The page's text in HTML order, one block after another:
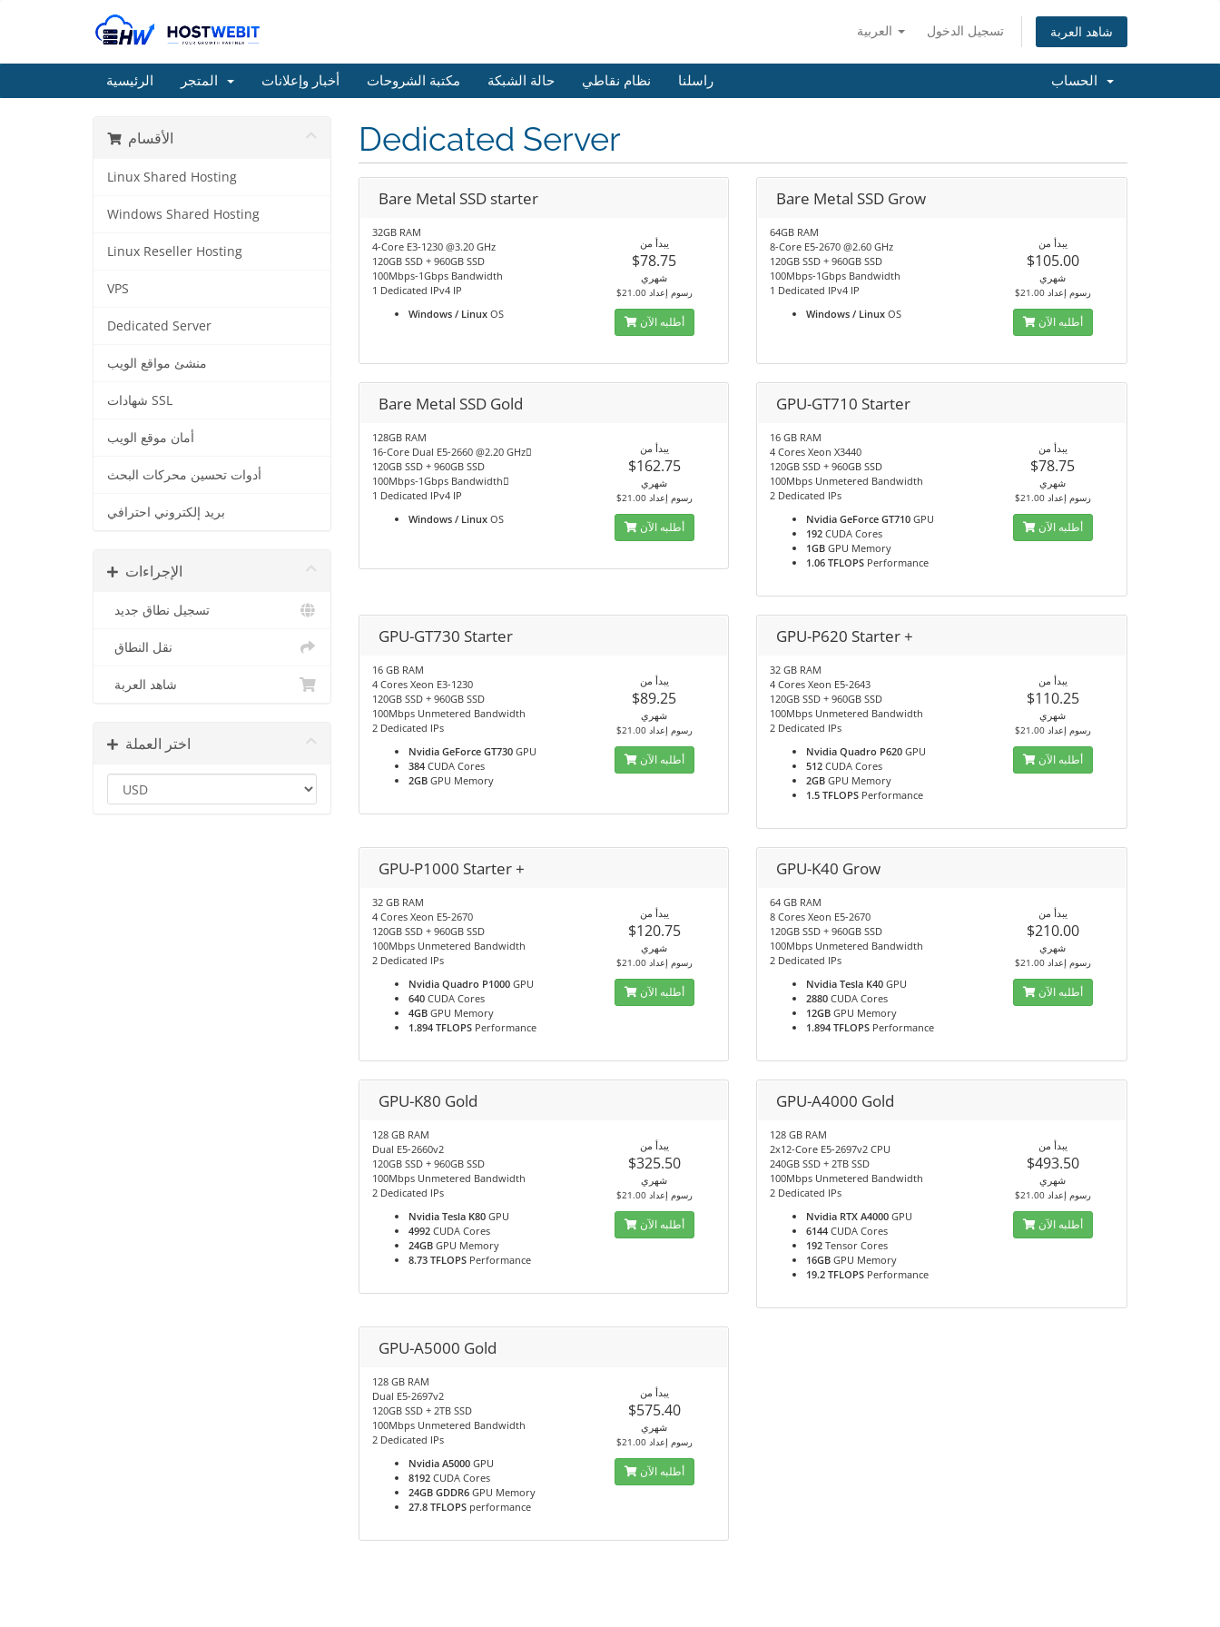
تسجيل الدخول شاهد العربة
الرئيسية أخبار وإعلانات مكتبة الشروحات حالة الشبكة نظام نقاطي راسلنا
الأقسام
Linux Shared Hosting
Windows Shared Hosting
Linux Reseller Hosting
VPS
Dedicated Server
منشئ مواقع الويب
شهادات SSL
أمان موقع الويب
أدوات تحسين محركات البحث
بريد إلكتروني احترافي
الإجراءات
تسجيل نطاق جديد
نقل النطاق
شاهد العربة
اختر العملة
Dedicated Server
Bare Metal SSD starter
32GB RAM
4-Core E3-1230 @3.20 GHz
120GB SSD + 960GB SSD
100Mbps-1Gbps Bandwidth
1 Dedicated IPv4 IP
Windows / LinuxOS
يبدأ من
$78.75
شهري
$21.00 رسوم إعداد
أطلبه الآن
Bare Metal SSD Grow
64GB RAM
8-Core E5-2670 @2.60 GHz
120GB SSD + 960GB SSD
100Mbps-1Gbps Bandwidth
1 Dedicated IPv4 IP
Windows / Linux OS
يبدأ من
$105.00
شهري
$21.00 رسوم إعداد
أطلبه الآن
Bare Metal SSD Gold
128GB RAM
16-Core Dual E5-2660 @2.20 GHz
120GB SSD + 960GB SSD
100Mbps-1Gbps Bandwidth
1 Dedicated IPv4 IP
Windows / LinuxOS
يبدأ من
$162.75
شهري
$21.00 رسوم إعداد
أطلبه الآن
GPU-GT710 Starter
16 GB RAM
4 Cores Xeon X3440
120GB SSD + 960GB SSD
100Mbps Unmetered Bandwidth
2 Dedicated IPs
Nvidia GeForce GT710 GPU
192 CUDA Cores
1GB GPU Memory
1.06 TFLOPS Performance
يبدأ من
$78.75
شهري
$21.00 رسوم إعداد
أطلبه الآن
GPU-GT730 Starter
16 GB RAM
4 Cores Xeon E3-1230
120GB SSD + 960GB SSD
100Mbps Unmetered Bandwidth
2 Dedicated IPs
Nvidia GeForce GT730GPU
384CUDA Cores
2GBGPU Memory
يبدأ من
$89.25
شهري
$21.00 رسوم إعداد
أطلبه الآن
GPU-P620 Starter +
32 GB RAM
4 Cores Xeon E5-2643
120GB SSD + 960GB SSD
100Mbps Unmetered Bandwidth
2 Dedicated IPs
Nvidia Quadro P620 GPU
512 CUDA Cores
2GB GPU Memory
1.5 TFLOPS Performance
يبدأ من
$110.25
شهري
$21.00 رسوم إعداد
أطلبه الآن
GPU-P1000 Starter +
32 GB RAM
4 Cores Xeon E5-2670
120GB SSD + 960GB SSD
100Mbps Unmetered Bandwidth
2 Dedicated IPs
Nvidia Quadro P1000GPU
640CUDA Cores
4GBGPU Memory
1.894 TFLOPSPerformance
يبدأ من
$120.75
شهري
$21.00 رسوم إعداد
أطلبه الآن
GPU-K40 Grow
64 GB RAM
8 Cores Xeon E5-2670
120GB SSD + 960GB SSD
100Mbps Unmetered Bandwidth
2 Dedicated IPs
Nvidia Tesla K40 GPU
2880 CUDA Cores
12GB GPU Memory
1.894 TFLOPS Performance
يبدأ من
$210.00
شهري
$21.00 رسوم إعداد
أطلبه الآن
GPU-K80 Gold
128 GB RAM
Dual E5-2660v2
120GB SSD + 960GB SSD
100Mbps Unmetered Bandwidth
2 Dedicated IPs
Nvidia Tesla K80GPU
4992CUDA Cores
24GBGPU Memory
8.73 TFLOPSPerformance
يبدأ من
$325.50
شهري
$21.00 رسوم إعداد
أطلبه الآن
GPU-A4000 Gold
128 GB RAM
2x12-Core E5-2697v2 CPU
240GB SSD + 2TB SSD
100Mbps Unmetered Bandwidth
2 Dedicated IPs
Nvidia RTX A4000 GPU
6144 CUDA Cores
192 Tensor Cores
16GB GPU Memory
19.2 TFLOPS Performance
يبدأ من
$493.50
شهري
$21.00 رسوم إعداد
أطلبه الآن
GPU-A5000 Gold
128 GB RAM
Dual E5-2697v2
120GB SSD + 2TB SSD
100Mbps Unmetered Bandwidth
2 Dedicated IPs
Nvidia A5000GPU
8192CUDA Cores
24GB GDDR6GPU Memory
27.8 TFLOPSperformance
يبدأ من
$575.40
شهري
$21.00 رسوم إعداد
أطلبه الآن